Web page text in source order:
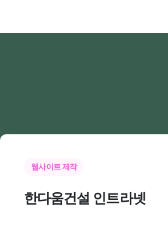
웹사이트 제작
한다움건설 인트라넷